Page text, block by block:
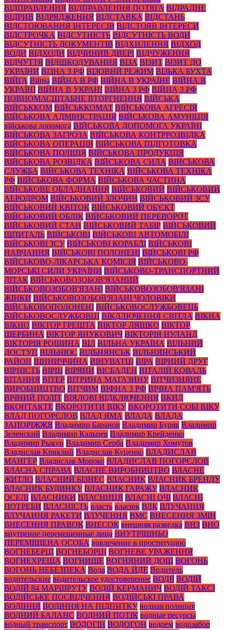
ВІДПРАВЛЕННЯ ВІДПРАВЛЕННЯ ПОТЯГА ВІДРАДНЕ
ВІДРИВ ВІДРЯДЖЕННЯ ВІДСТАВКА ВІДСТАНЬ
ВІДСТОЮВАННЯ ІНТЕРЕСІВ ВІДСТОЯВ ІНТЕРЕСИ
ВІДСТРОЧКА ВІДСУТНІСТЬ ВІДСУТНІСТЬ ВОДИ
ВІДСУТНІСТЬ ДОКУМЕНТІВ ВІДХИЛЕННЯ ВІДХОД
ВОДИ ВІДХОДИ ВІДЧИНИВ ДВЕРІ ВІДЧУЖЕННЯ
ВІДЧУТТЯ ВІДШКОДУВАННЯ ВІЗА ВІЗИТ ВІЗИТ ДО
УКРАЇНИ ВІЗНА З РФ ВІЗОВИЙ РЕЖИМ ВІЗЬКА БУХТА
ВІЙГА Війна ВІЙНА В РФ ВІЙНА В УКРАЇНЕ ВІЙНА В
УКРАЇНІ ВІЙНА В УКРАНІ ВІЙНА З РФ ВІЙНА З РФ
ПОВНОМАСШТАБНЕ ВТОРГНЕННЯ ВІЙСЬКА
ВІЙСЬККОМ ВІЙСЬККОМАТ ВІЙСЬКОВА АГРЕСІЯ
ВІЙСЬКОВА АДМІНІСТРАЦІЯ ВІЙСЬКОВА АМУНІЦІЯ
військова допомога ВІЙСЬКОВА ДОПОМОГА УКРАЇНІ
ВІЙСЬКОВА ЗАГРОЗА ВІЙСЬКОВА КОНТРРОЗВІДКА
ВІЙСЬКОВА ОПЕРАЦІЯ ВІЙСЬКОВА ПІДГОТОВКА
ВІЙСЬКОВА ПОЛІЦІЯ ВІЙСЬКОВА ПРОДУКЦІЯ
ВІЙСЬКОВА РОЗВІДКА ВІЙСЬКОВА СИЛА ВІЙСЬКОВА
СЛУЖБА ВІЙСЬКОВА ТЕХНІКА ВІЙСЬКОВА ТЕХНІКА
РФ ВІЙСЬКОВА ФОРМА ВІЙСЬКОВА ЧАСТИНА
ВІЙСЬКОВЕ ОБЛАДНАННЯ ВІЙСЬКОВИЙ ВІЙСЬКОВИЙ
АЕРОДРОМ ВІЙСЬКОВИЙ ЗЛОЧИН ВІЙСЬКОВИЙ ЗСУ
ВІЙСЬКОВИЙ КВІТОК ВІЙСЬКОВИЙ ОБ'ЄКТ
ВІЙСЬКОВИЙ ОБЛІК ВІЙСЬКОВИЙ ПЕРЕВОРОТ
ВІЙСЬКОВИЙ СТАН ВІЙСЬКОВИЙ ТАБІР ВІЙСЬКОВИЙ
ШПИТАЛЬ ВІЙСЬКОВІ ВІЙСЬКОВІ АВТОМОБІЛІ
ВІЙСЬКОВІ ЗСУ ВІЙСЬКОВІ КОРАБЛІ ВІЙСЬКОВІ
НАВЧАННЯ ВІЙСЬКОВІ ПОЛОНЕНІ ВІЙСЬКОВІ РФ
ВІЙСЬКОВО-ЛІКАРСЬКА КОМІСІЯ ВІЙСЬКОВО-
МОРСЬКІ СИЛИ УКРАЇНИ ВІЙСЬКОВО-ТРАНСПОРТНИЙ
ЛІТАК ВІЙСЬКОВОЗОБОВ'ЯЗАНИЙ
ВІЙСЬКОВОЗОБОВ'ЯЗАНІ ВІЙСЬКОВОЗОБОВ'ЯЗАНІ
ЖІНКИ ВІЙСЬКОВОЗОБОВ'ЯЗАНІ ЧОЛОВІКИ
ВІЙСЬКОВОПОЛОНЕНІ ВІЙСЬКОВОСЛУЖБОВЕЦЬ
ВІЙСЬКОВОСЛУЖБОВЦІ ВІКДЛЮЧЕННЯ СВІТЛА ВІКНА
ВІКНО ВІКТОР ГРЕШТА ВІКТОР ЛЯШКО ВІКТОР
ЩЕРБИНА ВІКТОР ЯНУКОВИЧ ВІКТОРІЯ НУЛАНД
ВІКТОРІЯ РОЩИНА ВІЛ ВІЛЬНА УКРАЇНА ВІЛЬНИЙ
ДОСТУП ВІЛЬНЮС ВІЛЬНЯНСЬК ВІЛЬНЯНСЬКИЙ
РАЙОН ВІННИЧЧИНА ВІНУВАТЦІ ВІРА ВІРНИЙ ДРУГ
ВІРНІСТЬ ВІРШ ВІРЯНИ ВІСБАДЕН ВІТАЛІЙ КОВАЛЬ
ВІТАННЯ ВІТЕР ВІТРИНА МАГАЗИНУ ВІТЧИЗНЯНЕ
ВИРОБНИЦТВО ВІТЧИМ ВІФНА З РФ ВІЧНА ПАМ'ЯТЬ
ВІЧНИЙ ПОЛІТ ВІЯЛОВІ ВІДКЛЮЧЕННЯ ВКИД
ВКОНТАКТЕ ВКОРОТИТИ ВІКУ ВКОРОТИТИ СОБІ ВІКУ
ВЛАД ПОГОРЄЛОВ ВЛАД ЯМА ВЛАДА ВЛАДА
ЗАПОРІЖЖЯ Владимир Баранов Владимир Буряк Владимир
Зеленский Владимир Кальцев Владимир Крейденко
Владимир Рыкун Владимир Серба Владимир Хомутов
Владислав Криклий Владислав Куценко ВЛАДИСЛАВ
МАНГЕР Владислав Мороко ВЛАДИСЛАВ ПОГОРЄЛОВ
ВЛАСНА СПРАВА ВЛАСНЕ ВИРОБНИЦТВО ВЛАСНЕ
ЖИТЛО ВЛАСНИЙ БІЗНЕС ВЛАСНИК ВЛАСНИК БРЕНДУ
ВЛАСНИК БУДИНКУ ВЛАСНИК ГАРАЖУ ВЛАСНИК
ОСЕЛІ ВЛАСНИКИ ВЛАСНИЦЯ ВЛАСНІ ОЧІ ВЛАСНІ
ПОТРЕБИ ВЛАСНІСТЬ власть власюк ВЛК ВЛУЧАННЯ
ВЛУЧАННЯ РАКЕТИ ВЛУЧЕННЯ ВМС ВНЕСЕННЯ ЗМІН
ВНЕСЕННЯ ПРАВОК ВНЕСОК внешняя разведка ВНЗ ВНО
внутренне перемещенные лица ВНУТРІШНЬО
ПЕРЕМІЩЕНА ОСОБА вовлечение в проституцию
ВОГНЕБЕРЦІ ВОГНЕБОРЦІ ВОГНЕВЕ УРАЖЕННЯ
ВОГНЕХРЕЩА ВОГНИЩЕ ВОГНЯНИЙ ДОЩ ВОГОНЬ
ВОГОНЬ НЕБЕЗПЕКА Вода ВОДА ЙДЕ Водитель
водительские водительское удостоверение ВОДІЇ ВОДІЙ
ВОДІЙ 84 МАРШРУТУ ВОДІЙ КЕРМАНИЧ ВОДІЙ ТАКСІ
ВОДІЙСЬКЕ ПОСВІДЧЕННЯ ВОДІЙСЬКІ ПРАВА
ВОДІННЯ ВОДІННЯ НА ПІДПИТКУ водная полиция
ВОДНИЙ БАЛАНС ВОДНИЙ ПОТІК водные ресурсы
водный транспорт ВОДОГІН ВОДОГОН водоем водозабор